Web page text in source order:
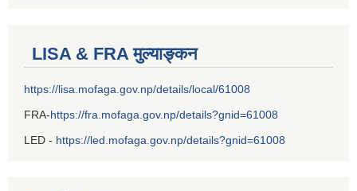
LISA & FRA मुल्याङ्कन
https://lisa.mofaga.gov.np/details/local/61008
FRA-https://fra.mofaga.gov.np/details?gnid=61008
LED - https://led.mofaga.gov.np/details?gnid=61008